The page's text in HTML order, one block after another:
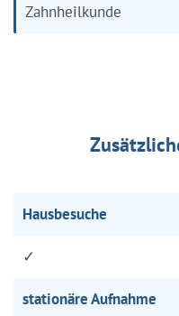
Zahnheilkunde
Hausbesuche
✓
stationäre Aufnahme